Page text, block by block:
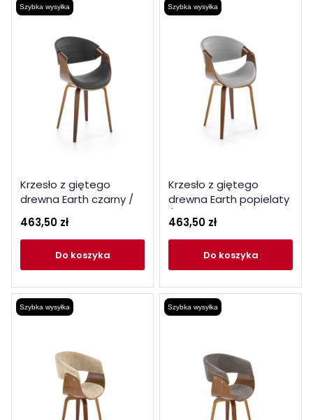
Szybka wysyłka
Krzesło z giętego
drewna Earth czarny /
463,50 zł
do koszyka
Szybka wysyłka
Krzesło z giętego
drewna Earth popielaty
463,50 zł
do koszyka
Szybka wysyłka Szybka wysyłka